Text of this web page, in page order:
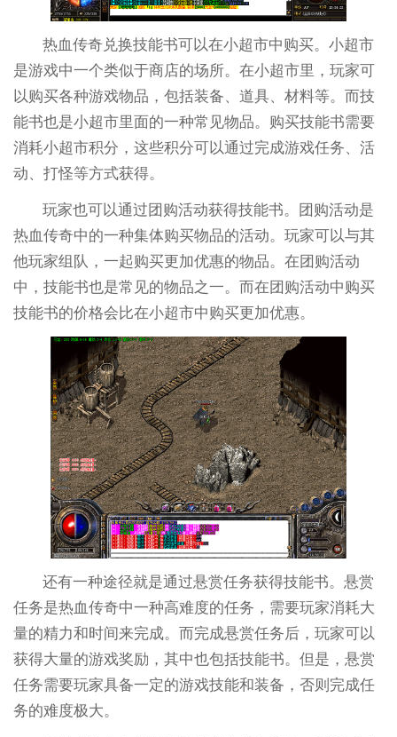
热血传奇兑换技能书可以在小超市中购买。小超市
是游戏中一个类似于商店的场所。在小超市里，玩家可
以购买各种游戏物品，包括装备、道具、材料等。而技
能书也是小超市里面的一种常见物品。购买技能书需要
消耗小超市积分，这些积分可以通过完成游戏任务、活
动、打怪等方式获得。
玩家也可以通过团购活动获得技能书。团购活动是
热血传奇中的一种集体购买物品的活动。玩家可以与其
他玩家组队，一起购买更加优惠的物品。在团购活动
中，技能书也是常见的物品之一。而在团购活动中购买
技能书的价格会比在小超市中购买更加优惠。
还有一种途径就是通过悬赏任务获得技能书。悬赏
任务是热血传奇中一种高难度的任务，需要玩家消耗大
量的精力和时间来完成。而完成悬赏任务后，玩家可以
获得大量的游戏奖励，其中也包括技能书。但是，悬赏
任务需要玩家具备一定的游戏技能和装备，否则完成任
务的难度极大。